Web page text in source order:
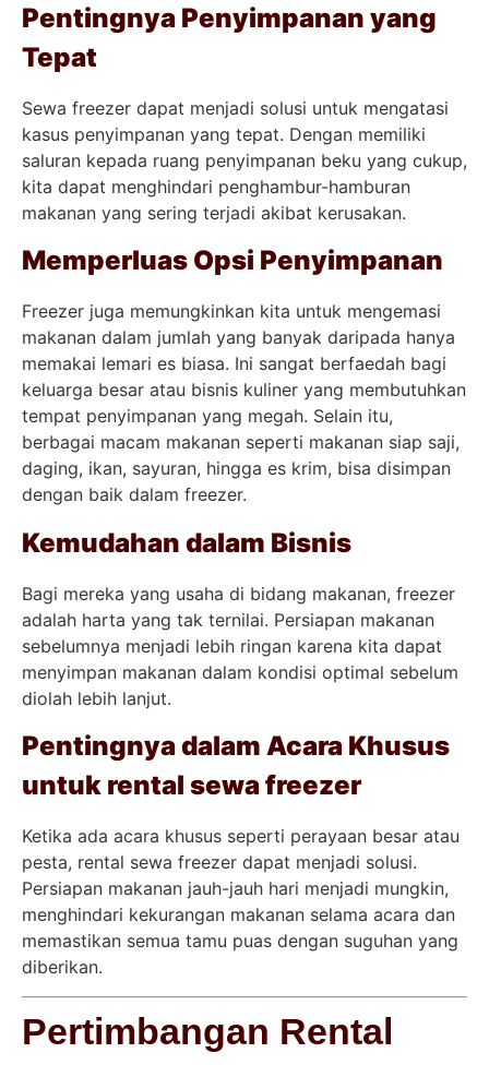
Pentingnya Penyimpanan yang
Tepat
Sewa freezer dapat menjadi solusi untuk mengatasi
kasus penyimpanan yang tepat. Dengan memiliki
saluran kepada ruang penyimpanan beku yang cukup,
kita dapat menghindari penghambur-hamburan
makanan yang sering terjadi akibat kerusakan.
Memperluas Opsi Penyimpanan
Freezer juga memungkinkan kita untuk mengemasi
makanan dalam jumlah yang banyak daripada hanya
memakai lemari es biasa. Ini sangat berfaedah bagi
keluarga besar atau bisnis kuliner yang membutuhkan
tempat penyimpanan yang megah. Selain itu,
berbagai macam makanan seperti makanan siap saji,
daging, ikan, sayuran, hingga es krim, bisa disimpan
dengan baik dalam freezer.
Kemudahan dalam Bisnis
Bagi mereka yang usaha di bidang makanan, freezer
adalah harta yang tak ternilai. Persiapan makanan
sebelumnya menjadi lebih ringan karena kita dapat
menyimpan makanan dalam kondisi optimal sebelum
diolah lebih lanjut.
Pentingnya dalam Acara Khusus
untuk rental sewa freezer
Ketika ada acara khusus seperti perayaan besar atau
pesta, rental sewa freezer dapat menjadi solusi.
Persiapan makanan jauh-jauh hari menjadi mungkin,
menghindari kekurangan makanan selama acara dan
memastikan semua tamu puas dengan suguhan yang
diberikan.
Pertimbangan Rental